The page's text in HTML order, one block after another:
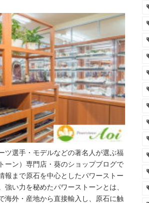
ツ選手・モデルなどの著名人が選ぶ福
ーン）専門店・葵のショップブログで
報まで原石を中心としたパワーストー
強い力を秘めたパワーストーンとは、
海外・産地から直接輸入し、原石に触